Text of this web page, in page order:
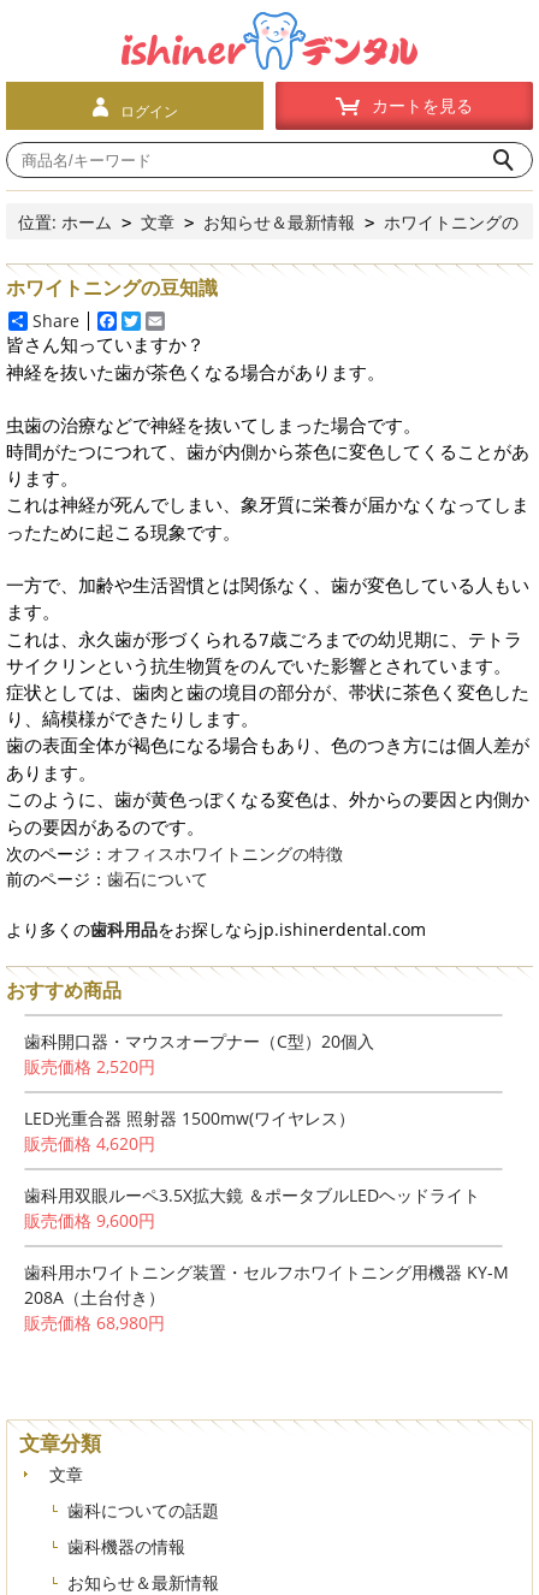
ログイン カートを見る
位置: ホーム > 文章 > お知らせ＆最新情報 > ホワイトニングの
ホワイトニングの豆知識
Share
F
a
c
e
o
o
k
T
w
i
t
e
r
m
a
i
皆さん知っていますか？
神経を抜いた歯が茶色くなる場合があります。
虫歯の治療などで神経を抜いてしまった場合です。
時間がたつにつれて、歯が内側から茶色に変色してくることがあ
ります。
これは神経が死んでしまい、象牙質に栄養が届かなくなってしま
ったために起こる現象です。
一方で、加齢や生活習慣とは関係なく、歯が変色している人もい
ます。
これは、永久歯が形づくられる7歳ごろまでの幼児期に、テトラ
サイクリンという抗生物質をのんでいた影響とされています。
症状としては、歯肉と歯の境目の部分が、帯状に茶色く変色した
り、縞模様ができたりします。
歯の表面全体が褐色になる場合もあり、色のつき方には個人差が
あります。
このように、歯が黄色っぽくなる変色は、外からの要因と内側か
らの要因があるのです。
次のページ： オフィスホワイトニングの特徴
前のページ： 歯石について
より多くの歯科用品をお探しならjp.ishinerdental.com
おすすめ商品
歯科開口器・マウスオープナー（C型）20個入
販売価格 2,520円
LED光重合器 照射器 1500mw(ワイヤレス）
販売価格 4,620円
歯科用双眼ルーペ3.5X拡大鏡 ＆ポータブルLEDヘッドライト
販売価格 9,600円
歯科用ホワイトニング装置・セルフホワイトニング用機器 KY-M
208A（土台付き）
販売価格 68,980円
文章分類
文章
歯科についての話題
歯科機器の情報
お知らせ＆最新情報